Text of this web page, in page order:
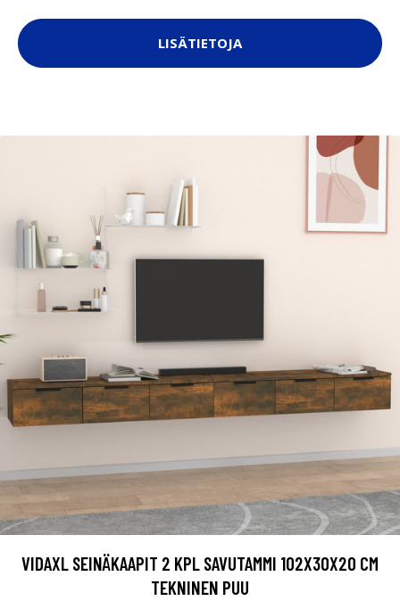
LISÄTIETOJA
VIDAXL SEINÄKAAPIT 2 KPL SAVUTAMMI 102X30X20 CM
TEKNINEN PUU